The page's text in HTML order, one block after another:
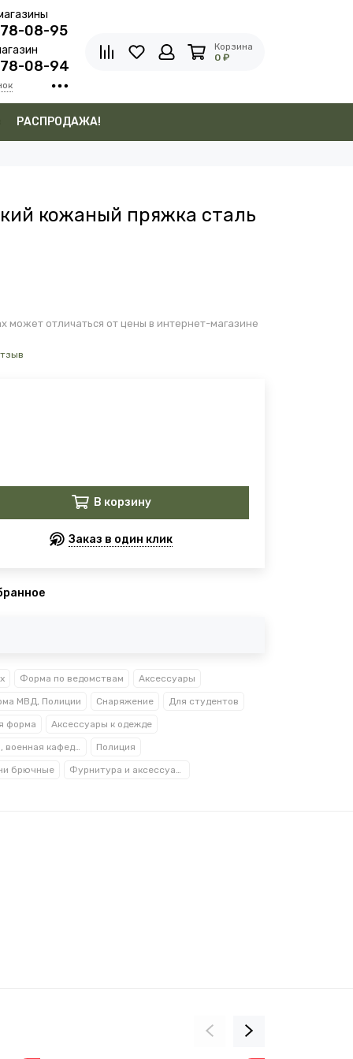
08-95
08-94
Корзина
0 ₽
РАСПРОДАЖА!
кожаный пряжка сталь
может отличаться от цены в интернет-магазине
В корзину
Заказ в один клик
Форма по ведомствам Аксессуары
МВД, Полиции Снаряжение Для студентов
форма Аксессуары к одежде
Полиция
брючные